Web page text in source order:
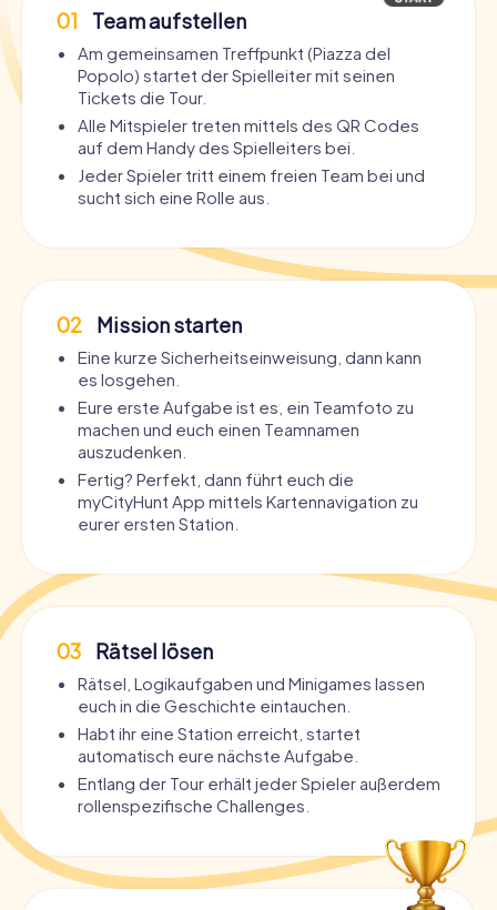
01 Team aufstellen
Am gemeinsamen Treffpunkt (Piazza del
Popolo) startet der Spielleiter mit seinen
Tickets die Tour.
Alle Mitspieler treten mittels des QR Codes
auf dem Handy des Spielleiters bei.
Jeder Spieler tritt einem freien Team bei und
sucht sich eine Rolle aus.
02 Mission starten
Eine kurze Sicherheitseinweisung, dann kann
es losgehen.
Eure erste Aufgabe ist es, ein Teamfoto zu
machen und euch einen Teamnamen
auszudenken.
Fertig? Perfekt, dann führt euch die
myCityHunt App mittels Kartennavigation zu
eurer ersten Station.
03 Rätsel lösen
Rätsel, Logikaufgaben und Minigames lassen
euch in die Geschichte eintauchen.
Habt ihr eine Station erreicht, startet
automatisch eure nächste Aufgabe.
Entlang der Tour erhält jeder Spieler außerdem
rollenspezifische Challenges.